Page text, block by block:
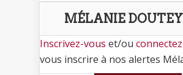
MÉLANIE DOUTEY
Inscrivez-vous et/ou
vous inscrire à nos alertes